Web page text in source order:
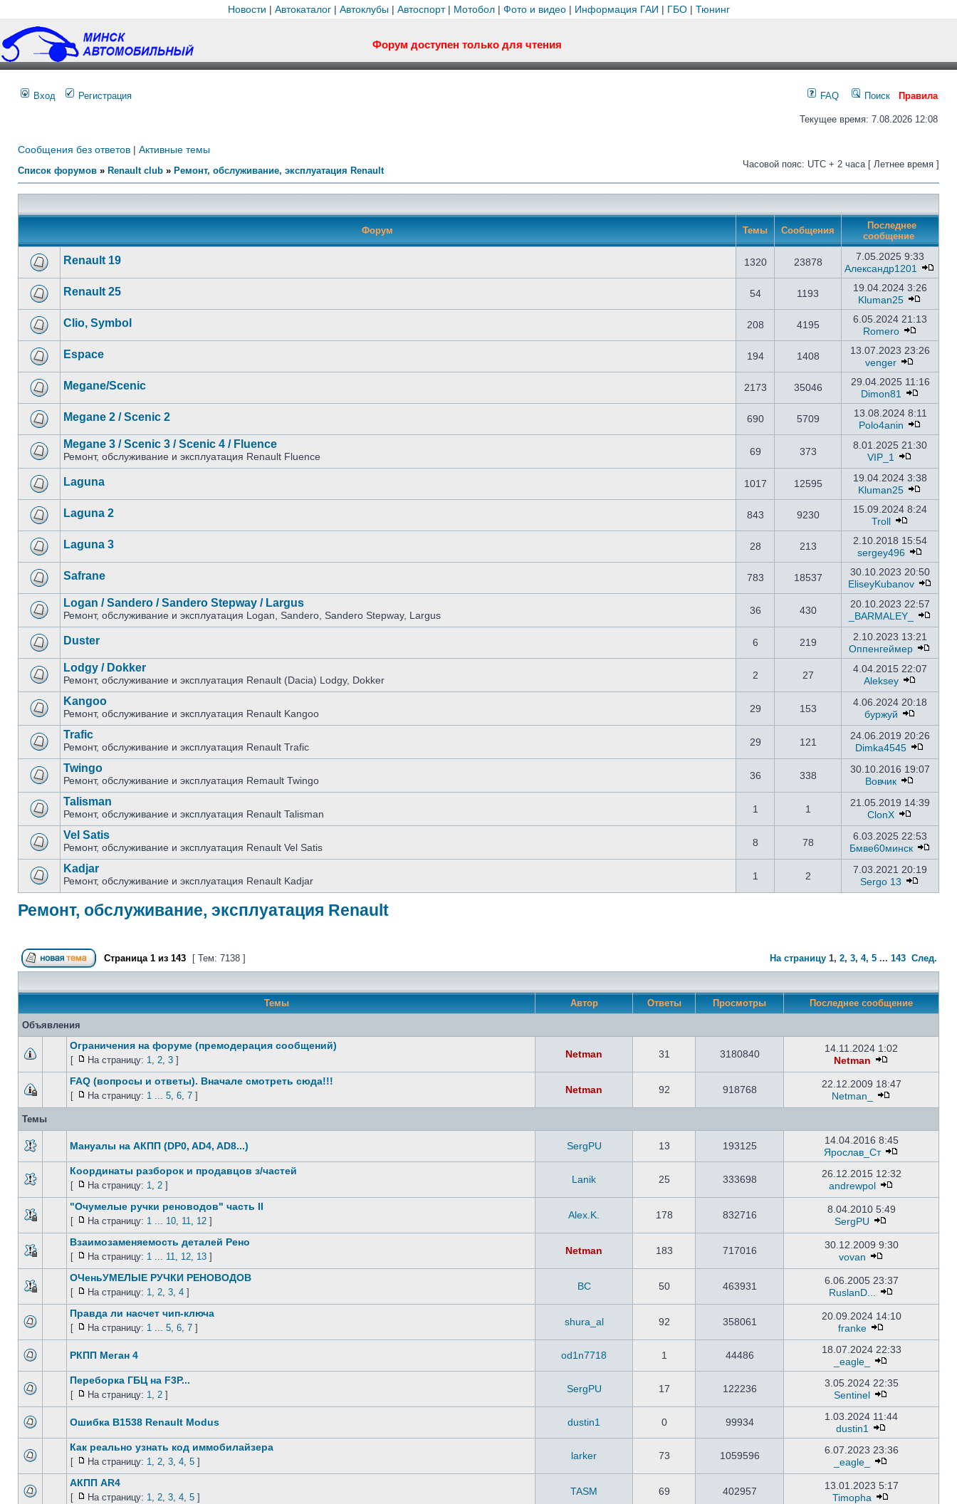
Новости | Автокаталог| Автоклубы| Автоспорт| Мотобол| Фото и видео| Информация ГАИ | ГБО| Тюнинг
Форум доступен только для чтения
Вход Регистрация FAQ Поиск Правила
Текущее время: 7.08.2026 12:08
Сообщения без ответов | Активные темы
Список форумов » Renault club » Ремонт, обслуживание, эксплуатация Renault
Часовой пояс: UTC + 2 часа [ Летнее время ]
Форум Темы Сообщения
Последнее
сообщение
Renault 19 1320 23878
7.05.2025 9:33
Александр1201
Renault 25 54 1193
19.04.2024 3:26
Kluman25
Clio, Symbol 208 4195
6.05.2024 21:13
Romero
Espace 194 1408
13.07.2023 23:26
venger
Megane/Scenic 2173 35046
29.04.2025 11:16
Dimon81
Megane 2 / Scenic 2 690 5709
13.08.2024 8:11
Polo4anin
Megane 3 / Scenic 3 / Scenic 4 / Fluence
Ремонт, обслуживание и эксплуатация Renault Fluence 69 373
8.01.2025 21:30
VIP_1
Laguna 1017 12595
19.04.2024 3:38
Kluman25
Laguna 2 843 9230
15.09.2024 8:24
Troll
Laguna 3 28 213
2.10.2018 15:54
sergey496
Safrane 783 18537
30.10.2023 20:50
EliseyKubanov
Logan / Sandero / Sandero Stepway / Largus
Ремонт, обслуживание и эксплуатация Logan, Sandero, Sandero Stepway, Largus 36 430
20.10.2023 22:57
_BARMALEY_
Duster 6 219
2.10.2023 13:21
Оппенгеймер
Lodgy / Dokker
Ремонт, обслуживание и эксплуатация Renault (Dacia) Lodgy, Dokker 2 27
4.04.2015 22:07
Aleksey
Kangoo
Ремонт, обслуживание и эксплуатация Renault Kangoo 29 153
4.06.2024 20:18
буржуй
Trafic
Ремонт, обслуживание и эксплуатация Renault Trafic 29 121
24.06.2019 20:26
Dimka4545
Twingo
Ремонт, обслуживание и эксплуатация Remault Twingo 36 338
30.10.2016 19:07
Вовчик
Talisman
Ремонт, обслуживание и эксплуатация Renault Talisman 1 1
21.05.2019 14:39
ClonX
Vel Satis
Ремонт, обслуживание и эксплуатация Renault Vel Satis 8 78
6.03.2025 22:53
Бмве60минск
Kadjar
Ремонт, обслуживание и эксплуатация Renault Kadjar 1 2
7.03.2021 20:19
Sergo 13
Ремонт, обслуживание, эксплуатация Renault
Страница 1 из 143 [ Тем: 7138 ] На страницу 1, 2, 3, 4, 5 ... 143 След.
Темы Автор Ответы Просмотры Последнее сообщение
Объявления
Ограничения на форуме (премодерация сообщений)
[ На страницу: 1, 2, 3 ]
Netman 31 3180840
14.11.2024 1:02
Netman
FAQ (вопросы и ответы). Вначале смотреть сюда!!!
[ На страницу: 1 ... 5, 6, 7 ]
Netman 92 918768
22.12.2009 18:47
Netman_
Темы
Мануалы на АКПП (DP0, AD4, AD8...) SergPU 13 193125
14.04.2016 8:45
Ярослав_Ст
Координаты разборок и продавцов з/частей
[ На страницу: 1, 2 ]
Lanik 25 333698
26.12.2015 12:32
andrewpol
"Очумелые ручки реноводов" часть II
[ На страницу: 1 ... 10, 11, 12 ]
Alex.K. 178 832716
8.04.2010 5:49
SergPU
Взаимозаменяемость деталей Рено
[ На страницу: 1 ... 11, 12, 13 ]
Netman 183 717016
30.12.2009 9:30
vovan
ОЧеньУМЕЛЫЕ РУЧКИ РЕНОВОДОВ
[ На страницу: 1, 2, 3, 4 ]
ВС 50 463931
6.06.2005 23:37
RuslanD...
Правда ли насчет чип-ключа
[ На страницу: 1 ... 5, 6, 7 ]
shura_al 92 358061
20.09.2024 14:10
franke
РКПП Меган 4 od1n7718 1 44486
18.07.2024 22:33
_eagle_
Переборка ГБЦ на F3P...
[ На страницу: 1, 2 ]
SergPU 17 122236
3.05.2024 22:35
Sentinel
Ошибка B1538 Renault Modus dustin1 0 99934
1.03.2024 11:44
dustin1
Как реально узнать код иммобилайзера
[ На страницу: 1, 2, 3, 4, 5 ]
larker 73 1059596
6.07.2023 23:36
_eagle_
АКПП AR4
[ На страницу: 1, 2, 3, 4, 5 ]
TASM 69 402957
13.01.2023 5:17
Timopha